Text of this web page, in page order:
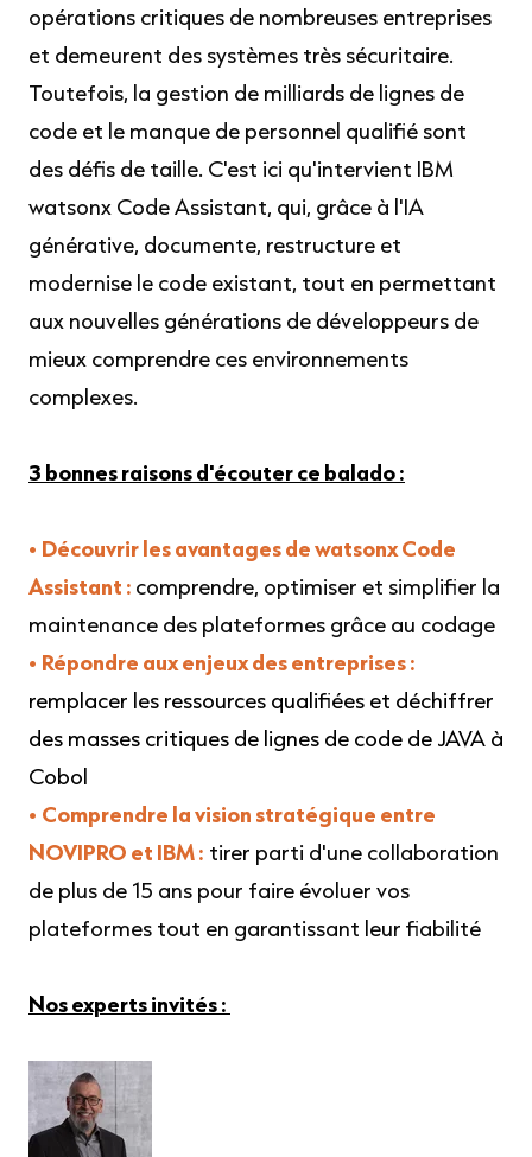
opérations critiques de nombreuses entreprises
et demeurent des systèmes très sécuritaire.
Toutefois, la gestion de milliards de lignes de
code et le manque de personnel qualifié sont
des défis de taille. C'est ici qu'intervient IBM
watsonx Code Assistant, qui, grâce à l'IA
générative, documente, restructure et
modernise le code existant, tout en permettant
aux nouvelles générations de développeurs de
mieux comprendre ces environnements
complexes.
3 bonnes raisons d'écouter ce balado :
• Découvrir les avantages de watsonx Code
Assistant : comprendre, optimiser et simplifier la
maintenance des plateformes grâce au codage
• Répondre aux enjeux des entreprises :
remplacer les ressources qualifiées et déchiffrer
des masses critiques de lignes de code de JAVA à
Cobol
• Comprendre la vision stratégique entre
NOVIPRO et IBM : tirer parti d'une collaboration
de plus de 15 ans pour faire évoluer vos
plateformes tout en garantissant leur fiabilité
Nos experts invités :